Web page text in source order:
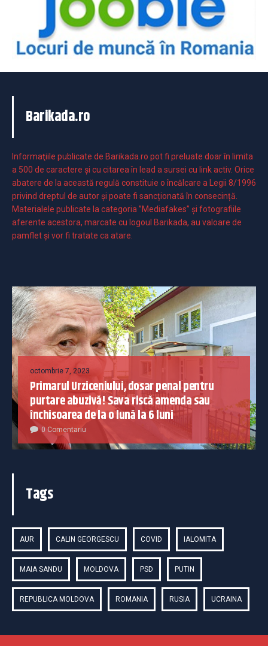
Barikada.ro
Informaţiile publicate de Barikada.ro pot fi preluate doar în limita
a 500 de caractere şi cu citarea în lead a sursei cu link activ. Orice
abatere de la această regulă constituie o încălcare a Legii 8/1996
privind dreptul de autor și poate fi sancționată în consecință.
Materialele publicate la categoria ”Mediafakes” și fotografiile
aferente acestora, marcate cu logoul Barikada, au valoare de
pamflet și vor fi tratate ca atare.
octombrie 7, 2023
Primarul Urziceniului, dosar penal pentru
purtare abuzivă! Sava riscă amenda sau
închisoarea de la o lună la 6 luni
0 Comentariu
Tags
AUR CALIN GEORGESCU COVID IALOMITA
MAIA SANDU MOLDOVA PSD PUTIN
REPUBLICA MOLDOVA ROMANIA RUSIA UCRAINA